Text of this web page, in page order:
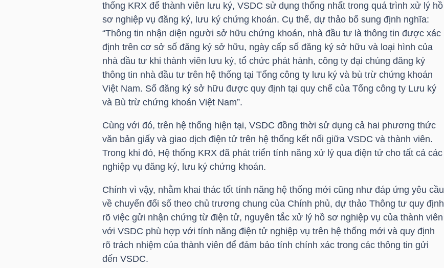
thống KRX để thành viên lưu ký, VSDC sử dụng thống nhất trong quá trình xử lý hồ
sơ nghiệp vụ đăng ký, lưu ký chứng khoán. Cụ thể, dự thảo bổ sung định nghĩa:
“Thông tin nhận diện người sở hữu chứng khoán, nhà đầu tư là thông tin được xác
định trên cơ sở số đăng ký sở hữu, ngày cấp số đăng ký sở hữu và loại hình của
nhà đầu tư khi thành viên lưu ký, tổ chức phát hành, công ty đại chúng đăng ký
thông tin nhà đầu tư trên hệ thống tại Tổng công ty lưu ký và bù trừ chứng khoán
Việt Nam. Số đăng ký sở hữu được quy định tại quy chế của Tổng công ty Lưu ký
và Bù trừ chứng khoán Việt Nam”.
Cùng với đó, trên hệ thống hiện tại, VSDC đồng thời sử dụng cả hai phương thức
văn bản giấy và giao dịch điện tử trên hệ thống kết nối giữa VSDC và thành viên.
Trong khi đó, Hệ thống KRX đã phát triển tính năng xử lý qua điện tử cho tất cả các
nghiệp vụ đăng ký, lưu ký chứng khoán.
Chính vì vậy, nhằm khai thác tốt tính năng hệ thống mới cũng như đáp ứng yêu cầu
về chuyển đổi số theo chủ trương chung của Chính phủ, dự thảo Thông tư quy định
rõ việc gửi nhận chứng từ điện tử, nguyên tắc xử lý hồ sơ nghiệp vụ của thành viên
với VSDC phù hợp với tính năng điện tử nghiệp vụ trên hệ thống mới và quy định
rõ trách nhiệm của thành viên để đảm bảo tính chính xác trong các thông tin gửi
đến VSDC.